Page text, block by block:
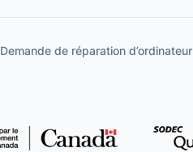
Demande de réparation d’ordinateur